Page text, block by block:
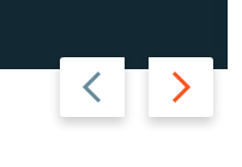
Назад Вперед